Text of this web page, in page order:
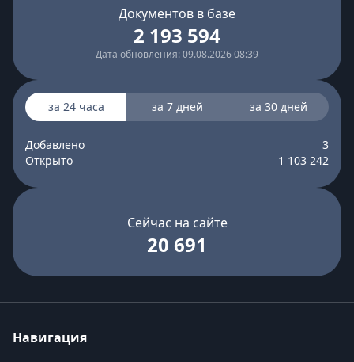
Документов в базе
2 193 594
Дата обновления: 09.08.2026 08:39
за 24 часа за 7 дней за 30 дней
Добавлено
3
Открыто
1 103 242
Сейчас на сайте
20 691
Навигация